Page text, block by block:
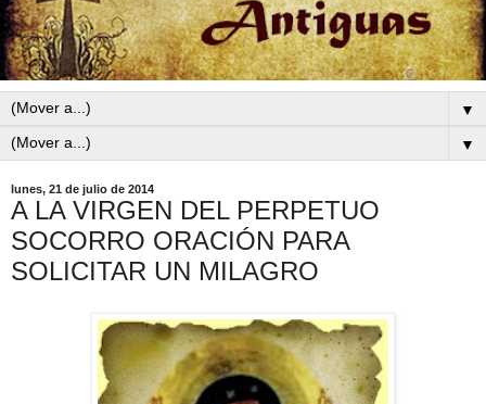
▼
▼
lunes, 21 de julio de 2014
A LA VIRGEN DEL PERPETUO
SOCORRO ORACIÓN PARA
SOLICITAR UN MILAGRO